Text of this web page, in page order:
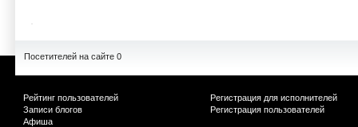
Посетителей на сайте 0
Рейтинг пользователей
Записи блогов
Афиша
Регистрация для исполнителей
Регистрация пользователей